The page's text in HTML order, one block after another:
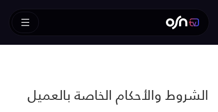
الشروط والأحكام الخاصة بالعميل